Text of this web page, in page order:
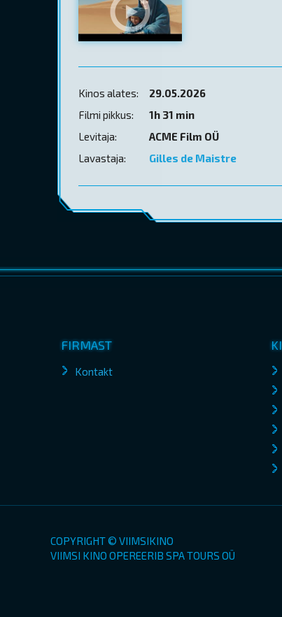
Kinos alates:
29.05.2026
Filmi pikkus:
1h 31 min
Levitaja:
ACME Film OÜ
Lavastaja:
Gilles de Maistre
FIRMAST
Kontakt
COPYRIGHT © VIIMSIKINO
VIIMSI KINO OPEREERIB SPA TOURS OÜ